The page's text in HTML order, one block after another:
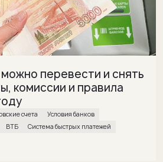
перевести и снять
комиссии и правила
счета
условия банков
ВТБ
Система быстрых платежей